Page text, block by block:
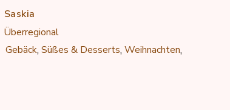
Saskia
Überregional
Gebäck,Süßes & Desserts,Weihnachten,